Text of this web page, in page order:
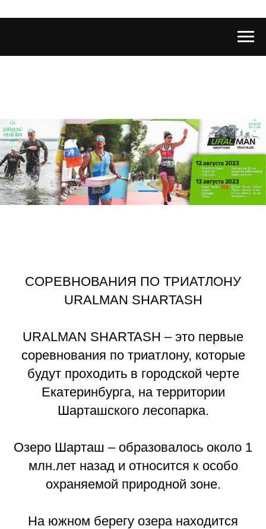
СОРЕВНОВАНИЯ ПО ТРИАТЛОНУ
URALMAN SHARTASH
URALMAN SHARTASH – это первые
соревнования по триатлону, которые
будут проходить в городской черте
Екатеринбурга, на территории
Шарташского лесопарка.
Озеро Шарташ – образовалось около 1
млн.лет назад и относится к особо
охраняемой природной зоне.
На южном берегу озера находится